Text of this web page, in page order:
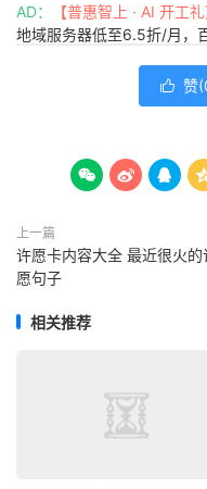
AD： 【普惠智上 · AI 开工礼
地域服务器低至6.5折/月，
 赞(
  
上一篇
许愿卡内容大全 最近很火的
愿句子
相关推荐